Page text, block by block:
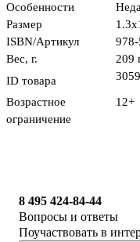
Особенности
Размер
ISBN/Артикул
Вес, г.
209
ID товара
Возрастное
ограничение
12+
8 495 424-84-44
Вопросы и ответы
Поучаствовать в